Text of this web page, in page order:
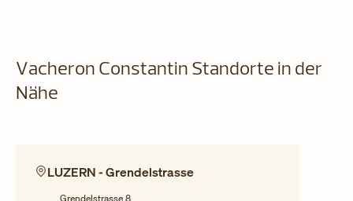
Vacheron Constantin Standorte in der
Nähe
LUZERN - Grendelstrasse
Grendelstrasse 8